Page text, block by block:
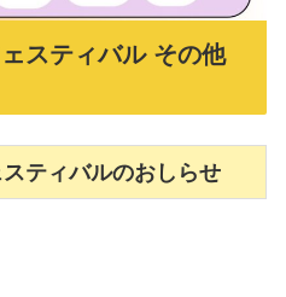
スティバル その他
ティバルのおしらせ